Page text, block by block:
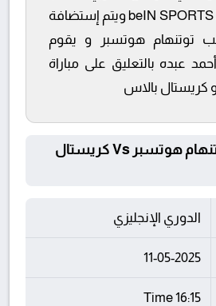
على قناة beIN SPORTS XTRA 1 ويتم إستضافة
توتنهام هوتسبر و يقوم
عبده بالتعليق على مباراة
كريستال بالاس
بطاقة المباراة توتنهام هوتسبر Vs كريستال
الدوري الإنجليزي
11-05-2025
16:15 Time